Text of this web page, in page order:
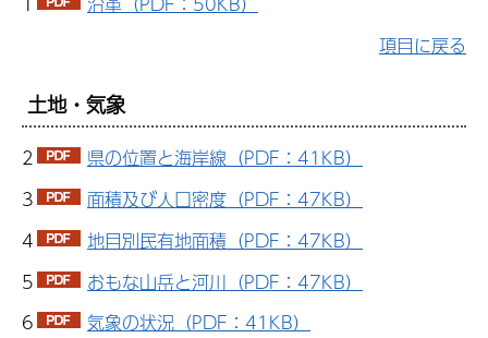
項目に戻る
土地・気象
2
県の位置と海岸線（PDF：41KB）
3
面積及び人口密度（PDF：47KB）
4
地目別民有地面積（PDF：47KB）
5
おもな山岳と河川（PDF：47KB）
6
気象の状況（PDF：41KB）